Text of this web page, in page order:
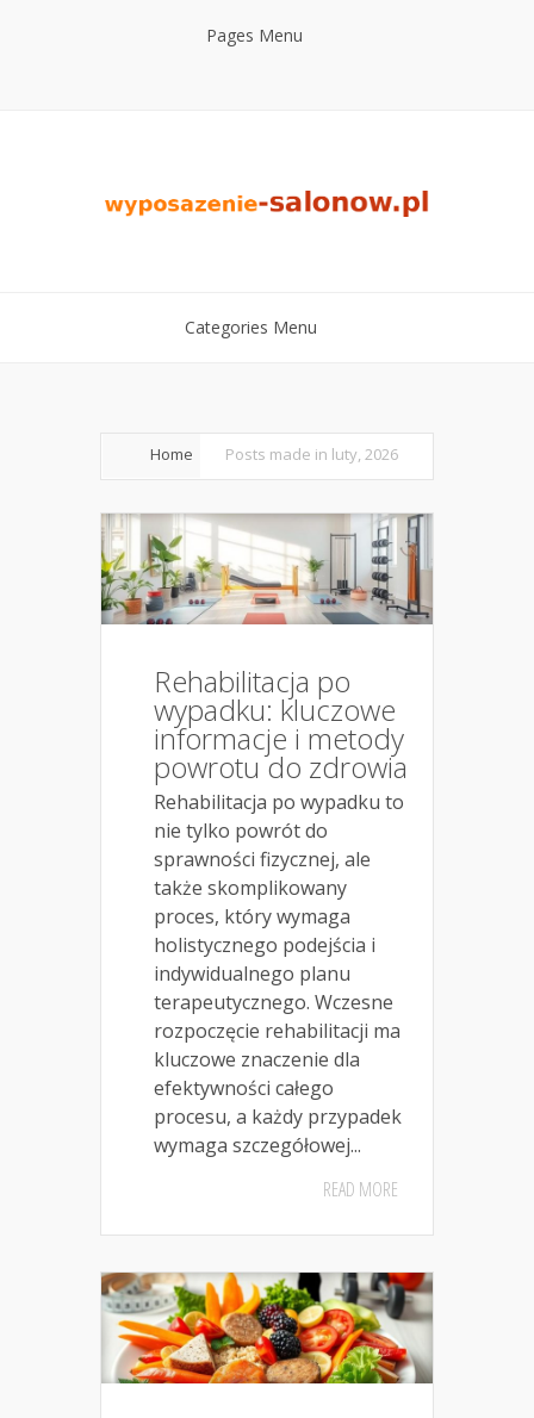
Pages Menu
Categories Menu
Home Posts made in luty, 2026
Rehabilitacja po
wypadku: kluczowe
informacje i metody
powrotu do zdrowia
Rehabilitacja po wypadku to
nie tylko powrót do
sprawności fizycznej, ale
także skomplikowany
proces, który wymaga
holistycznego podejścia i
indywidualnego planu
terapeutycznego. Wczesne
rozpoczęcie rehabilitacji ma
kluczowe znaczenie dla
efektywności całego
procesu, a każdy przypadek
wymaga szczegółowej...
READ MORE